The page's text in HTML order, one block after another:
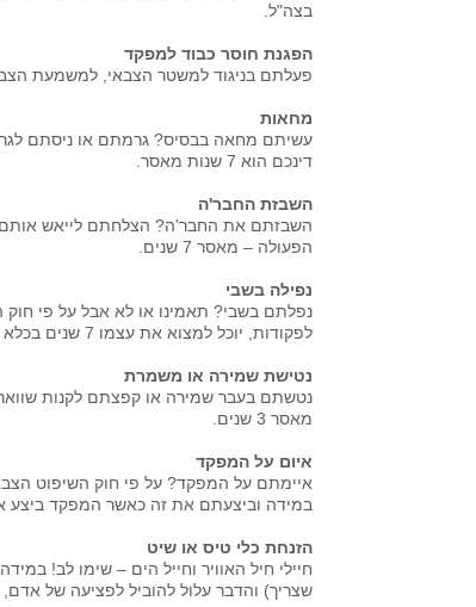
בצה"ל.
הפגנת חוסר כבוד למפקד
פעלתם בניגוד למשטר הצבאי, למשמעת
מחאות
עשיתם מחאה בבסיס? גרמתם או ניסתם
דינכם הוא 7 שנות מאסר.
השבזת החבר'ה
השבזתם את החבר'ה? הצלחתם לייאש אותם?
הפעולה – מאסר 7 שנים.
נפילה בשבי
נפלתם בשבי? תאמינו או לא אבל על פי חוק
לפקודות, יוכל למצוא את עצמו 7 שנים בכלא לאחר חזרתו משבי האויב.
נטישת שמירה או משמרת
נטשתם בעבר שמירה או קפצתם לקנות
מאסר 3 שנים.
איום על המפקד
איימתם על המפקד? על פי חוק השיפוט
במידה וביצעתם את זה כאשר המפקד ביצע את
הזנחת כלי טיס או שיט
חיילי חיל האוויר וחייל הים – שימו לב!
שצריך) והדבר עלול להוביל לפציעה של אדם, תוכלו